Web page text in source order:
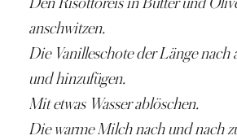
anschwitzen.
Die Vanilleschote der Länge nach
und hinzufügen.
Mit etwas Wasser ablöschen.
Die warme Milch nach und nach